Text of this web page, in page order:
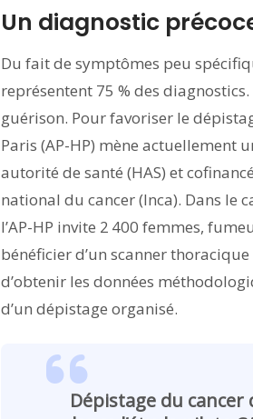
Un diagnostic
Du fait de symptômes peu
représentent 75 % des
guérison. Pour favoriser le
Paris (AP-HP) mène actuellement
autorité de santé (HAS) et
national du cancer (Inca). Dans le
l’AP-HP invite 2 400 femmes,
bénéficier d’un scanner
d’obtenir les données
d’un dépistage organisé.
Dépistage du cancer